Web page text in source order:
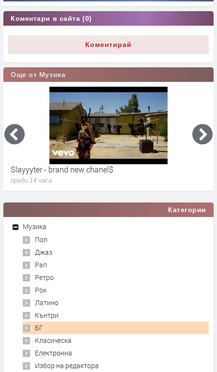
Коментари в сайта (0)
Коментирай
Още от Музика
Slayyyter - brand new chanel$
преди 14 часа
Категории
Музика
Поп
Джаз
Рап
Ретро
Рок
Латино
Кънтри
БГ
Класическа
Електронна
Избор на редактора